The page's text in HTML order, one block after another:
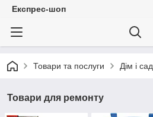
Експрес-шоп
Товари та послуги Дім і сад
Товари для ремонту